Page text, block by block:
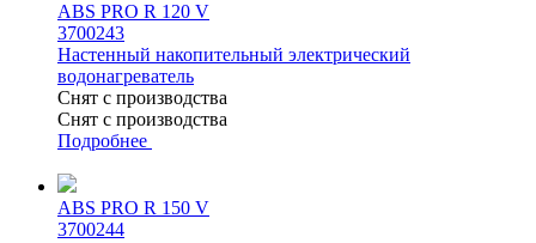
ABS PRO R 120 V
3700243
Настенный накопительный электрический
водонагреватель
Снят с производства
Снят с производства
Подробнее
ABS PRO R 150 V
3700244